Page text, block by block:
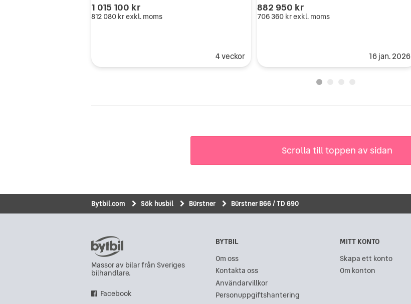
1 015 100 kr
812 080 krexkl. moms
4 veckor
882 950 kr
706 360 krexkl. moms
16 jan. 2026
Scrolla till toppen av sidan
Bytbil.com Sök husbil Bürstner Bürstner B66 / TD 690
Massor av bilar från Sveriges
bilhandlare.
Facebook
BYTBIL
Om oss
Kontakta oss
Användarvillkor
Personuppgiftshantering
MITT KONTO
Skapa ett konto
Om konton